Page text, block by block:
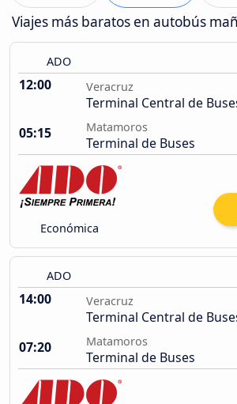
Viajes más baratos en autobús
ADO
12:00 Veracruz
Terminal Central de
05:15
Matamoros
Terminal de Buses
Económica
ADO
14:00 Veracruz
Terminal Central de
07:20
Matamoros
Terminal de Buses